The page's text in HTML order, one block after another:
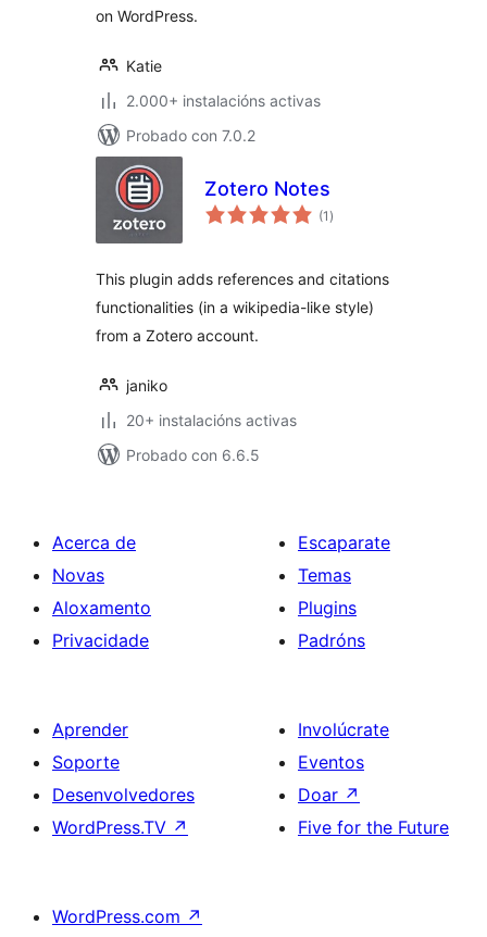
on WordPress.
Katie
2.000+ instalacións activas
Probado con 7.0.2
Zotero Notes
(1 valoracións
totais
)
This plugin adds references and citations
functionalities (in a wikipedia-like style)
from a Zotero account.
janiko
20+ instalacións activas
Probado con 6.6.5
Acerca de
Novas
Aloxamento
Privacidade
Escaparate
Temas
Plugins
Padróns
Aprender
Soporte
Desenvolvedores
WordPress.TV ↗
Involúcrate
Eventos
Doar ↗
Five for the Future
WordPress.com ↗